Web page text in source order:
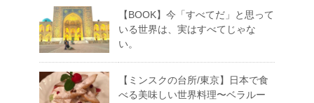
【BOOK】今「すべてだ」と思って
いる世界は、実はすべてじゃな
い。
【ミンスクの台所/東京】日本で食
べる美味しい世界料理〜ベラルー